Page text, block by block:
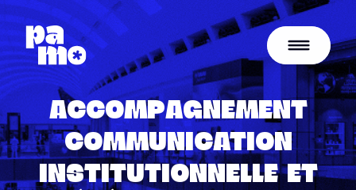
ACCOMPAGNEMENT
COMMUNICATION
INSTITUTIONNELLE ET